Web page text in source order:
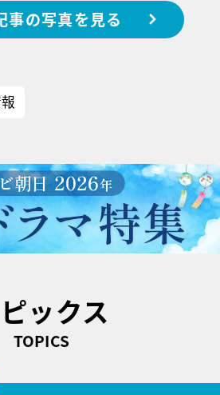
事の写真を見る
ックス
TOPICS